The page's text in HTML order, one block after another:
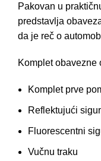
Pakovan u
predstavlja
da je reč o
Komplet obavezne
Komplet prve
Reflektujući
Fluorescentni
Vučnu traku